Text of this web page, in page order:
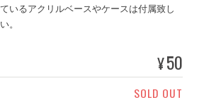
いるアクリルベースやケースは付属致し
。
¥50
SOLD OUT